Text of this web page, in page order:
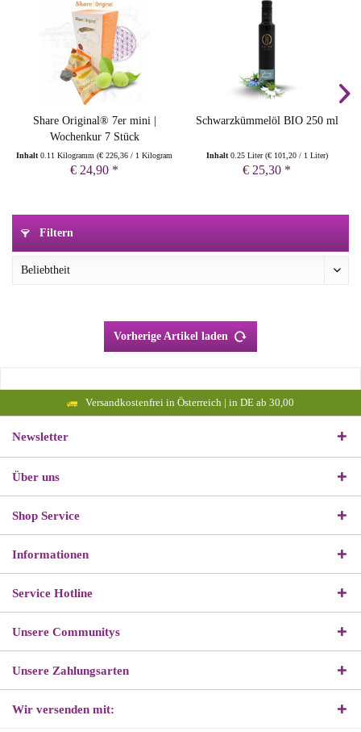
Share Original® 7er mini |
Wochenkur 7 Stück
Inhalt 0.11 Kilogramm (€ 226,36 / 1 Kilogramm)
€ 24,90 *
Schwarzkümmelöl BIO 250 ml
Inhalt 0.25 Liter(€ 101,20/ 1 Liter)
€ 25,30 *
Filtern
Vorherige Artikel laden
Versandkostenfrei in Österreich | in DE ab 30,00
Newsletter
Über uns
Shop Service
Informationen
Service Hotline
Unsere Communitys
Unsere Zahlungsarten
Wir versenden mit: